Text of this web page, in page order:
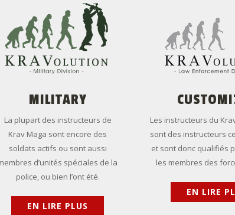
MILITARY
La plupart des instructeurs de
Krav Maga sont encore des
soldats actifs ou sont aussi
d’unités spéciales de la
police, ou bien l’ont été.
EN LIRE PLUS
Les instructeurs du
sont des instructeurs
et sont donc qualifiés
les membres des
EN LIRE